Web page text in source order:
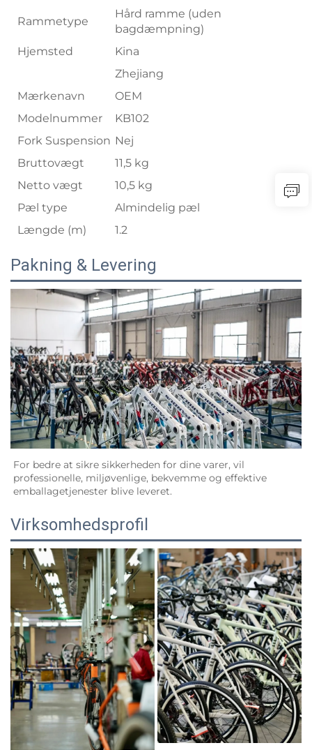
Rammetype
Hård ramme (uden
bagdæmpning)
Hjemsted
Kina
Zhejiang
Mærkenavn
OEM
Modelnummer
KB102
Fork Suspension Nej
Bruttovægt
11,5 kg
Netto vægt
10,5 kg
Pæl type
Almindelig pæl
Længde (m)
1.2
Pakning & Levering
For bedre at sikre sikkerheden for dine varer, vil
professionelle, miljøvenlige, bekvemme og effektive
emballagetjenester blive leveret.
Virksomhedsprofil